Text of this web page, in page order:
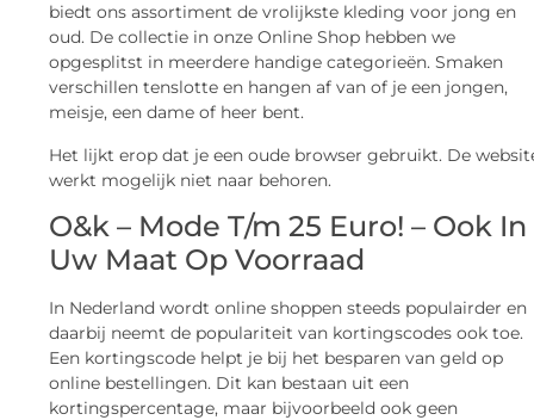
biedt ons assortiment de vrolijkste kleding voor jong en
oud. De collectie in onze Online Shop hebben we
opgesplitst in meerdere handige categorieën. Smaken
verschillen tenslotte en hangen af van of je een jongen,
meisje, een dame of heer bent.
Het lijkt erop dat je een oude browser gebruikt. De
werkt mogelijk niet naar behoren.
O&k – Mode T/m 25 Euro! – Ook In
Uw Maat Op Voorraad
In Nederland wordt online shoppen steeds populairder en
daarbij neemt de populariteit van kortingscodes ook toe.
Een kortingscode helpt je bij het besparen van geld op
online bestellingen. Dit kan bestaan uit een
kortingspercentage, maar bijvoorbeeld ook geen